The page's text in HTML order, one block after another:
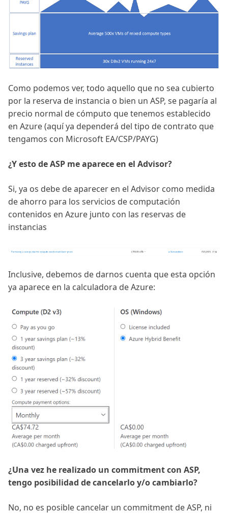
Como podemos ver, todo aquello que no sea cubierto
por la reserva de instancia o bien un ASP, se pagaría al
precio normal de cómputo que tenemos establecido
en Azure (aquí ya dependerá del tipo de contrato que
tengamos con Microsoft EA/CSP/PAYG)
¿Y esto de ASP me aparece en el Advisor?
Si, ya os debe de aparecer en el Advisor como medida
de ahorro para los servicios de computación
contenidos en Azure junto con las reservas de
instancias
Inclusive, debemos de darnos cuenta que esta opción
ya aparece en la calculadora de Azure:
¿Una vez he realizado un commitment con ASP,
tengo posibilidad de cancelarlo y/o cambiarlo?
No, no es posible cancelar un commitment de ASP, ni